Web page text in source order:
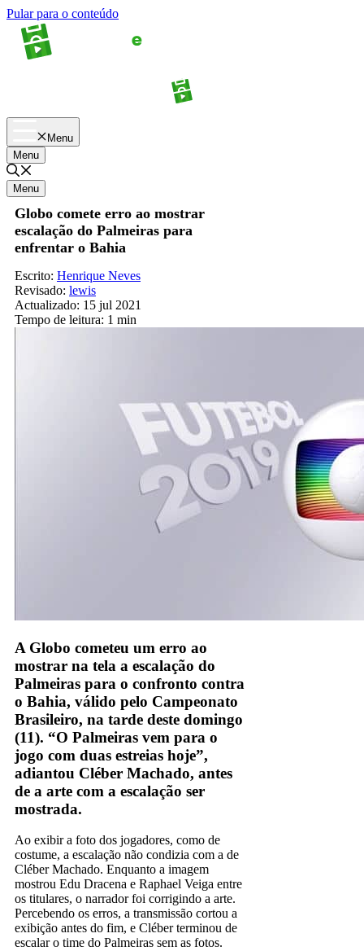
Pular para o conteúdo
Menu
Menu
Menu
Globo comete erro ao mostrar
escalação do Palmeiras para
enfrentar o Bahia
Escrito: Henrique Neves
Revisado: lewis
Actualizado: 15 jul 2021
Tempo de leitura: 1 min
A Globo cometeu um erro ao
mostrar na tela a escalação do
Palmeiras para o confronto contra
o Bahia, válido pelo Campeonato
Brasileiro, na tarde deste domingo
(11). “O Palmeiras vem para o
jogo com duas estreias hoje”,
adiantou Cléber Machado, antes
de a arte com a escalação ser
mostrada.
Ao exibir a foto dos jogadores, como de
costume, a escalação não condizia com a de
Cléber Machado. Enquanto a imagem
mostrou Edu Dracena e Raphael Veiga entre
os titulares, o narrador foi corrigindo a arte.
Percebendo os erros, a transmissão cortou a
exibição antes do fim, e Cléber terminou de
escalar o time do Palmeiras sem as fotos.